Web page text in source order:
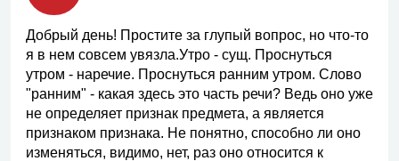
Добрый день! Простите за глупый вопрос, но что-то
я в нем совсем увязла.Утро - сущ. Проснуться
утром - наречие. Проснуться ранним утром. Слово
"ранним" - какая здесь это часть речи? Ведь оно уже
не определяет признак предмета, а является
признаком признака. Не понятно, способно ли оно
изменяться, видимо, нет, раз оно относится к